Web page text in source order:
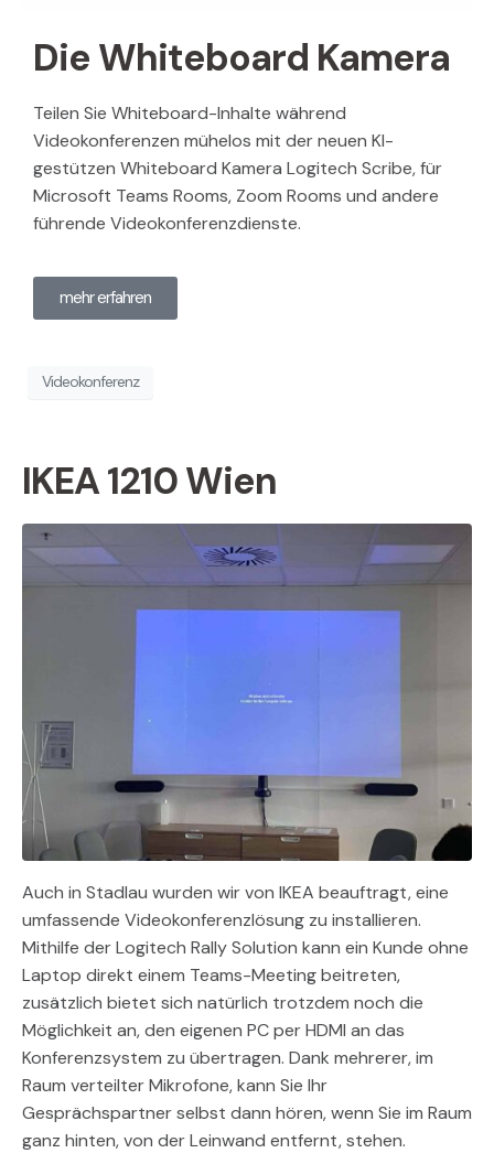
Die Whiteboard Kamera
Teilen Sie Whiteboard-Inhalte während
Videokonferenzen mühelos mit der neuen KI-
gestützen Whiteboard Kamera Logitech Scribe, für
Microsoft Teams Rooms, Zoom Rooms und andere
führende Videokonferenzdienste.
mehr erfahren
Videokonferenz
IKEA 1210 Wien
Auch in Stadlau wurden wir von IKEA beauftragt, eine
umfassende Videokonferenzlösung zu installieren.
Mithilfe der Logitech Rally Solution kann ein Kunde ohne
Laptop direkt einem Teams-Meeting beitreten,
zusätzlich bietet sich natürlich trotzdem noch die
Möglichkeit an, den eigenen PC per HDMI an das
Konferenzsystem zu übertragen. Dank mehrerer, im
Raum verteilter Mikrofone, kann Sie Ihr
Gesprächspartner selbst dann hören, wenn Sie im Raum
ganz hinten, von der Leinwand entfernt, stehen.